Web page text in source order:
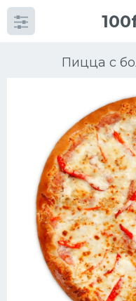
Пицца с
Категории
Супы
Мясные блюда
Печенье